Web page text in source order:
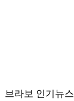
브라보 인기뉴스